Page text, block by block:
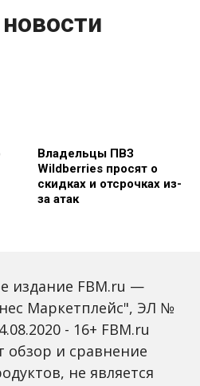
Владельцы ПВЗ
Wildberries просят о
скидках и отсрочках из-
за атак
С 2027 года ИНН станет
банковских счетов
издание FBM.ru —
Маркетплейс", ЭЛ №
- 16+ FBM.ru
обзор и сравнение
не является